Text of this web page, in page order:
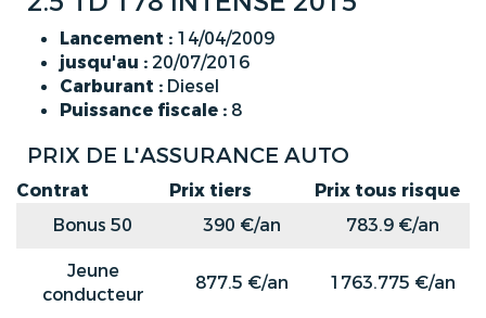
Lancement : 14/04/2009
jusqu'au : 20/07/2016
Carburant : Diesel
Puissance fiscale : 8
PRIX DE L'ASSURANCE AUTO
Contrat Prix tiers
Prix tous risque
Bonus 50
390 €/an
783.9 €/an
Jeune
conducteur
877.5 €/an 1763.775 €/an